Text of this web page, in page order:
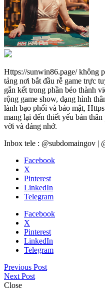
Https://sunwin86.page/ không
tảng nơi bắt đầu rễ game trực
gắn kết trong phần béo thành
rộng game show, dạng hình
lành bạo phổi và bảo mật,
mang lại đến thiết yếu bản
vời và đáng nhớ.
Inbox tele : @subdomaingov |
Facebook
X
Pinterest
LinkedIn
Telegram
Facebook
X
Pinterest
LinkedIn
Telegram
Previous Post
Next Post
Close